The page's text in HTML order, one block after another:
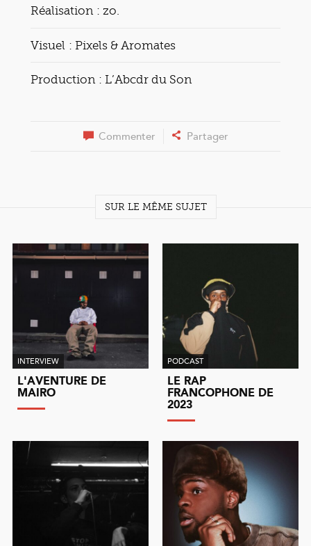
Réalisation : zo.
Visuel : Pixels & Aromates
Production : L’Abcdr du Son
Commenter Partager
SUR LE MÊME SUJET
INTERVIEW
L'AVENTURE DE
MAIRO
PODCAST
LE RAP
FRANCOPHONE DE
2023